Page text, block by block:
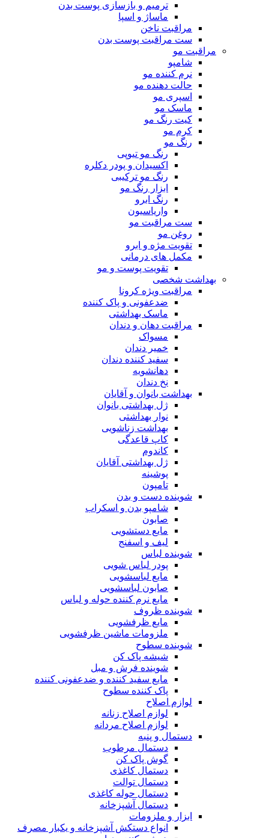
ترمیم و بازسازی پوست بدن
ماساژ و اسپا
مراقبت ناخن
ست مراقبت پوست بدن
مراقبت مو
شامپو
نرم کننده مو
حالت دهنده مو
اسپری مو
ماسک مو
کیت رنگ مو
کرم مو
رنگ مو
رنگ مو تیوپی
اکسیدان و پودر دکلره
رنگ مو ترکیبی
ابزار رنگ مو
رنگ ابرو
واریاسیون
ست مراقبت مو
روغن مو
تقویت مژه و ابرو
مکمل های درمانی
تقویت پوست و مو
بهداشت شخصی
مراقبت ویژه کرونا
ضدعفونی و پاک کننده
ماسک بهداشتی
مراقبت دهان و دندان
مسواک
خمیر دندان
سفید کننده دندان
دهانشویه
نخ دندان
بهداشت بانوان و آقایان
ژل بهداشتی بانوان
نوار بهداشتی
بهداشت زناشویی
کاپ قاعدگی
کاندوم
ژل بهداشتی آقایان
پوشینه
تامپون
شوینده دست و بدن
شامپو بدن و اسکراب
صابون
مایع دستشویی
لیف و اسفنج
شوینده لباس
پودر لباس شویی
مایع لباسشویی
صابون لباسشویی
مایع نرم کننده حوله و لباس
شوینده ظروف
مایع ظرفشویی
ملزومات ماشین ظرفشویی
شوینده سطوح
شیشه پاک کن
شوینده فرش و مبل
مایع سفید کننده و ضدعفونی کننده
پاک کننده سطوح
لوازم اصلاح
لوازم اصلاح زنانه
لوازم اصلاح مردانه
دستمال و پنبه
دستمال مرطوب
گوش پاک کن
دستمال کاغذی
دستمال توالت
دستمال حوله کاغذی
دستمال آشپزخانه
ابزار و ملزومات
انواع دستکش آشپزخانه و یکبار مصرف